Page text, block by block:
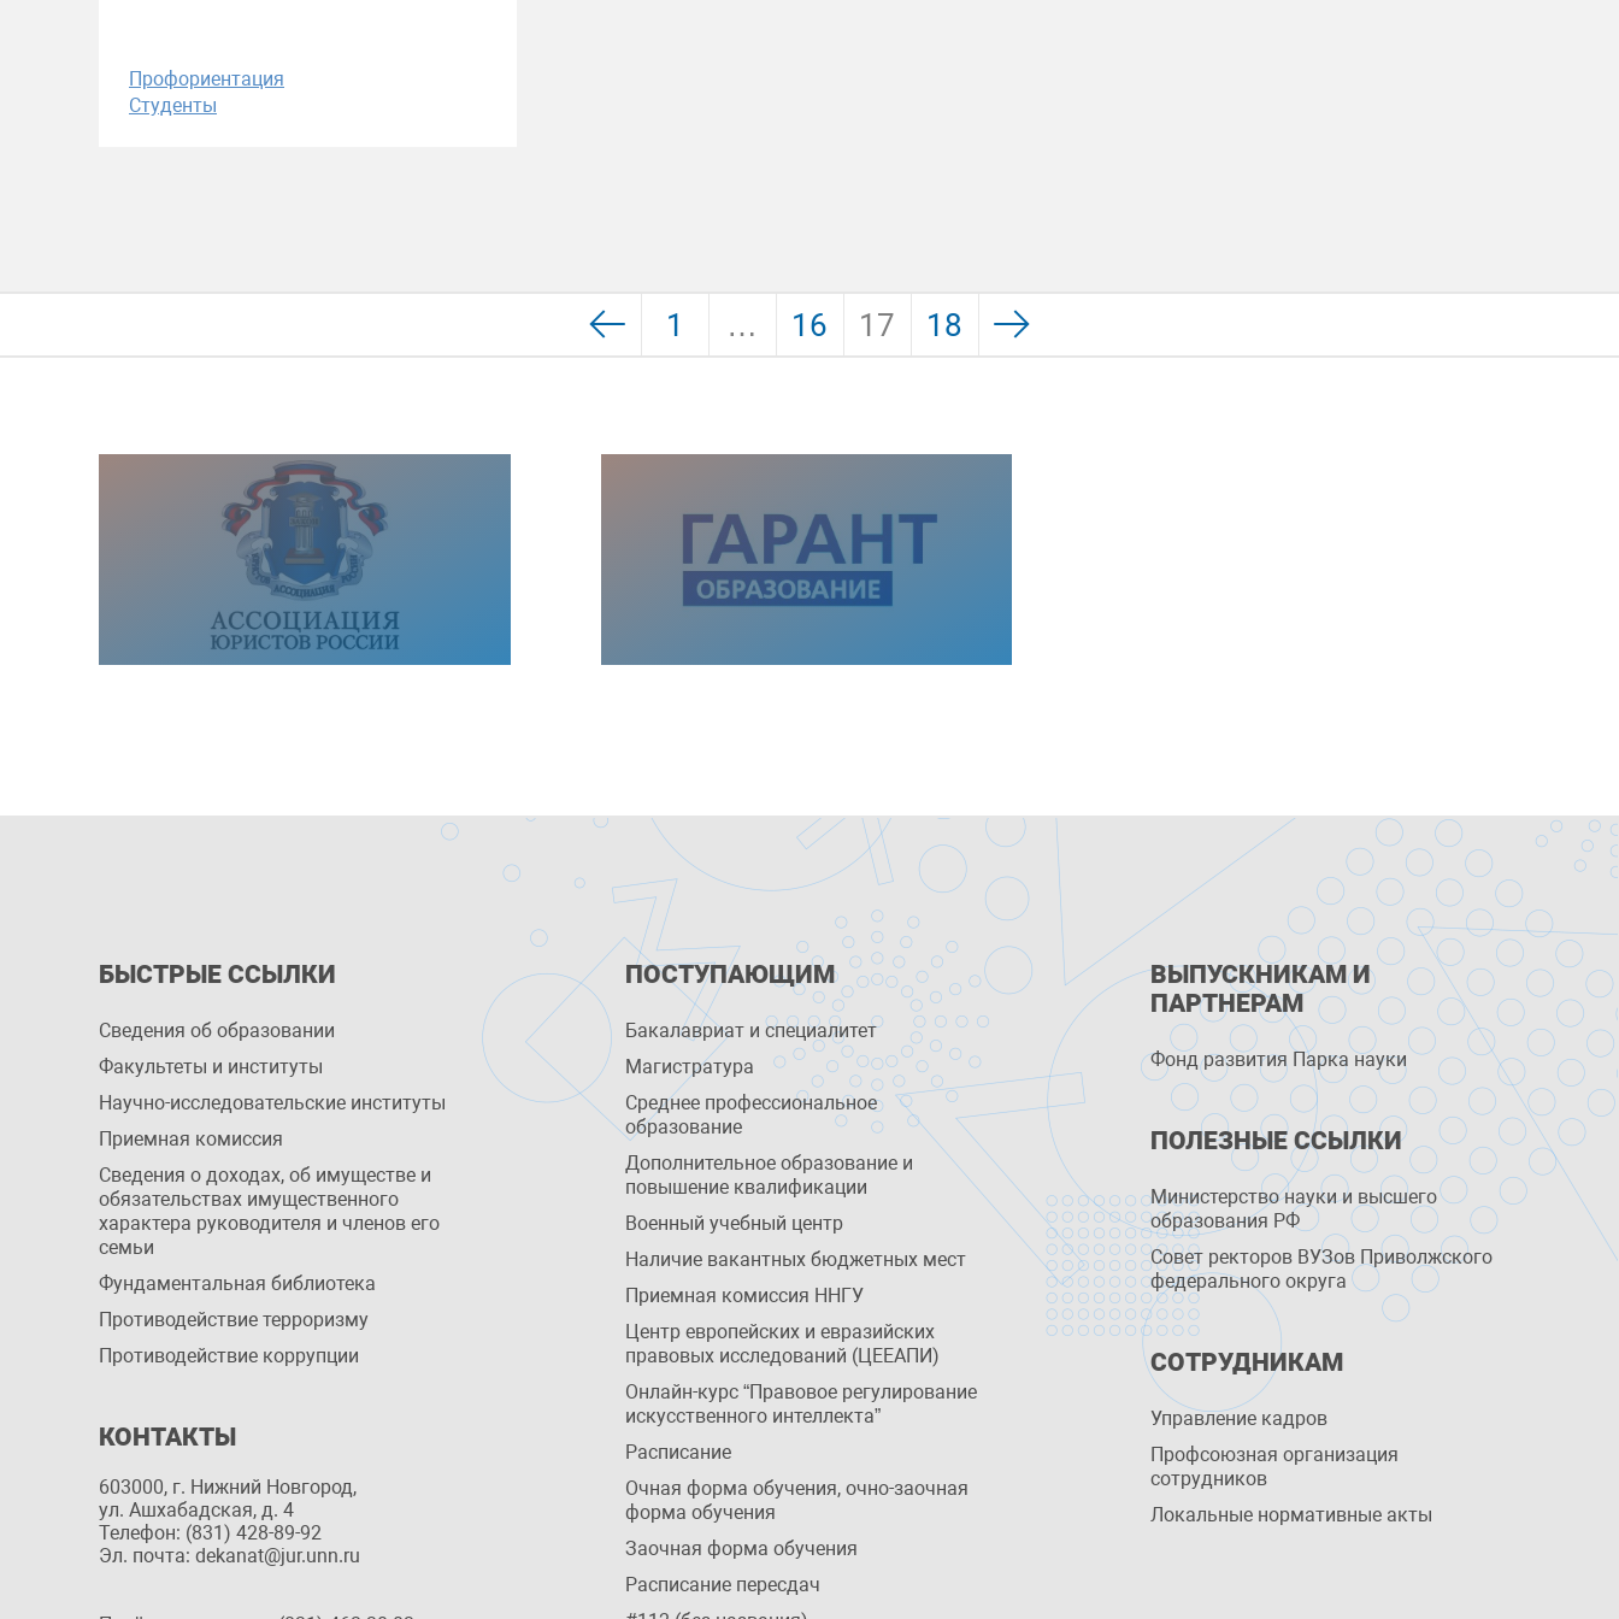
Профориентация
Студенты
1 … 16 17 18
БЫСТРЫЕ ССЫЛКИ
Сведения об образовании
Факультеты и институты
Научно-исследовательские институты
Приемная комиссия
Сведения о доходах, об имуществе и
обязательствах имущественного
характера руководителя и членов его
семьи
Фундаментальная библиотека
Противодействие терроризму
Противодействие коррупции
КОНТАКТЫ
603000, г. Нижний Новгород,
ул. Ашхабадская, д. 4
Телефон: (831) 428-89-92
Эл. почта: dekanat@jur.unn.ru
ПОСТУПАЮЩИМ
Бакалавриат и специалитет
Магистратура
Среднее профессиональное
образование
Дополнительное образование и
повышение квалификации
Военный учебный центр
Наличие вакантных бюджетных мест
Приемная комиссия ННГУ
Центр европейских и евразийских
правовых исследований (ЦЕЕАПИ)
Онлайн-курс “Правовое регулирование
искусственного интеллекта”
Расписание
Очная форма обучения, очно-заочная
форма обучения
Заочная форма обучения
Расписание пересдач
ВЫПУСКНИКАМ И
ПАРТНЕРАМ
Фонд развития Парка науки
ПОЛЕЗНЫЕ ССЫЛКИ
Министерство науки и высшего
образования РФ
Совет ректоров ВУЗов Приволжского
федерального округа
СОТРУДНИКАМ
Управление кадров
Профсоюзная организация
сотрудников
Локальные нормативные акты